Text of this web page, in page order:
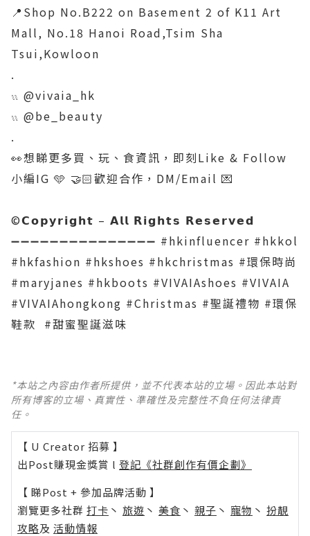
📍Shop No.B222 on Basement 2 of K11 Art
Mall, No.18 Hanoi Road,Tsim Sha
Tsui,Kowloon
.
𓏭 @vivaia_hk
𓏭 @be_beauty
.
👀想睇更多買、玩、食資訊，即刻Like & Follow
小編IG 🩵 🤝🏻歡迎合作，DM/Email 💌
©️𝗖𝗼𝗽𝘆𝗿𝗶𝗴𝗵𝘁 – 𝗔𝗹𝗹 𝗥𝗶𝗴𝗵𝘁𝘀 𝗥𝗲𝘀𝗲𝗿𝘃𝗲𝗱
➖➖➖➖➖➖➖➖➖➖➖➖➖➖➖ #hkinfluencer #hkkol
#hkfashion #hkshoes #hkchristmas #環保時尚
#maryjanes #hkboots #VIVAIAshoes #VIVAIA
#VIVAIAhongkong #Christmas #聖誕禮物 #環保
鞋款 #甜蜜聖誕滋味
*本站之內容由作者所提供，並不代表本站的立場。因此本站對
所有博客的立場、真實性、準確性及完整性不負任何法律責
任。
【 U Creator 招募 】
出Post賺現金獎賞 l 登記《社群創作有價企劃》
【 睇Post + 參加品牌活動 】
瀏覽更多社群 打卡 丶 旅遊 丶 美食 丶 親子 丶 寵物 丶 扮靚
攻略及 活動情報